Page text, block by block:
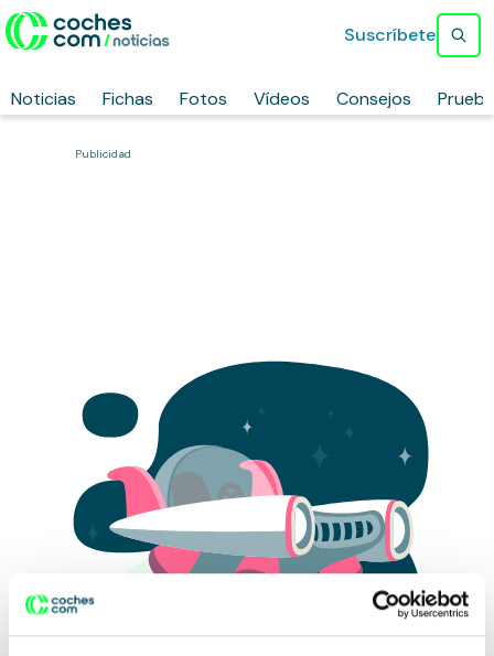
Noticias Fichas Fotos Vídeos Consejos
Suscríbete
Publicidad